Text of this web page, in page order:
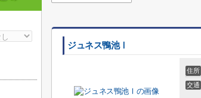
ジュネス鴨池Ⅰ
住所
交通